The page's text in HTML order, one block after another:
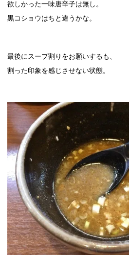
欲しかった一味唐辛子は無し。
黒コショウはちと違うかな。
最後にスープ割りをお願いするも、
割った印象を感じさせない状態。